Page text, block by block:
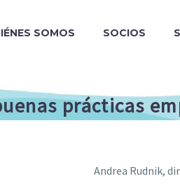
SOMOS SOCIOS
prácticas
Andrea Rudnik,